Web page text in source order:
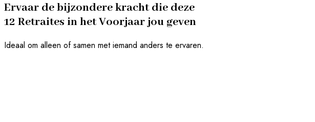
Ervaar de bijzondere kracht die deze
12 Retraites in het Voorjaar jou geven
Ideaal om alleen of samen met iemand anders te ervaren.